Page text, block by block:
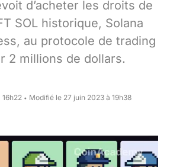
d’acheter les droits de
SOL historique, Solana
au protocole de trading
2 millions de dollars.
• Modifié le 27 juin 2023 à 19h38